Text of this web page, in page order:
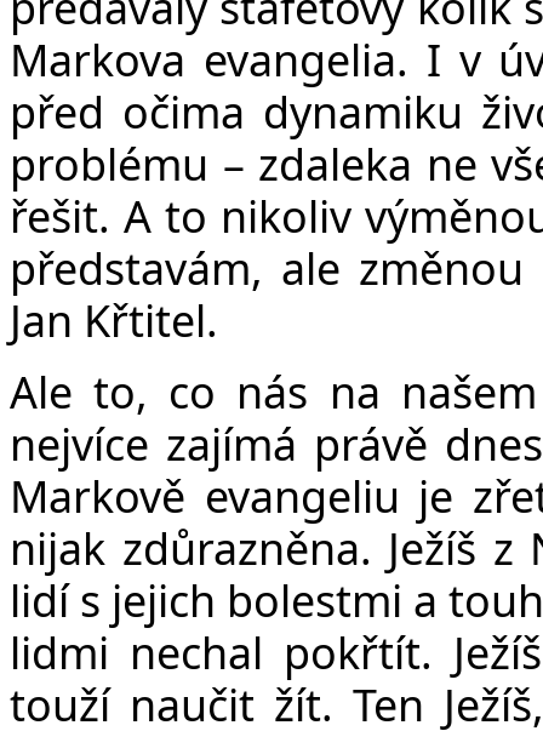
Markova evangelia. I v
před očima dynamiku
problému – zdaleka ne
řešit. A to nikoliv
představám, ale
Jan Křtitel.
Ale to, co nás na
nejvíce zajímá právě
Markově evangeliu je
nijak zdůrazněna. Ježíš
lidí s jejich bolestmi a
lidmi nechal pokřtít.
touží naučit žít. Ten